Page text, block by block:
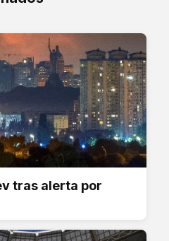
tras alerta por